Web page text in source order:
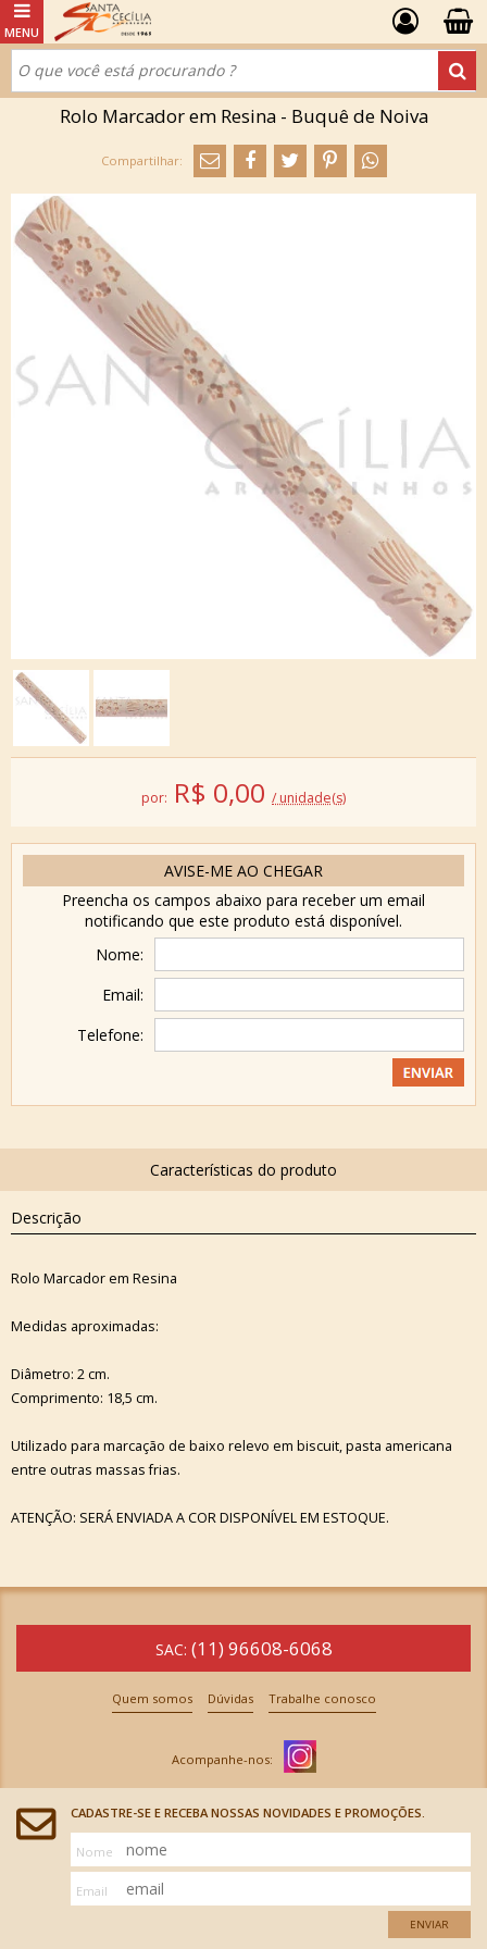
Rolo Marcador em Resina - Buquê de Noiva
por: R$ 0,00 / unidade(s)
AVISE-ME AO CHEGAR
Preencha os campos abaixo para receber um email
notificando que este produto está disponível.
Nome:
Email:
Telefone:
Descrição
Rolo Marcador em Resina
Medidas aproximadas:
Diâmetro: 2 cm.
Comprimento: 18,5 cm.
Utilizado para marcação de baixo relevo em biscuit, pasta americana
entre outras massas frias.
ATENÇÃO: SERÁ ENVIADA A COR DISPONÍVEL EM ESTOQUE.
SAC: (11) 96608-6068
Quem somos Dúvidas Trabalhe conosco
CADASTRE-SE E RECEBA NOSSAS NOVIDADES E PROMOÇÕES.
Nome
Email
ENVIAR